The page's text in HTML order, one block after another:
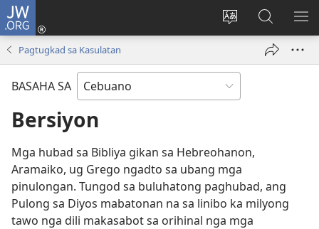
JW.ORG
Ilisi
pinulongan
sa
site
Log
ug
Pangitaa
sa
JW.ORG
Pagtugkad sa Kasulatan
BASAHA SA
Bersiyon
Mga hubad sa Bibliya gikan sa Hebreohanon,
Aramaiko, ug Grego ngadto sa ubang mga
pinulongan. Tungod sa buluhatong paghubad, ang
Pulong sa Diyos mabatonan na sa linibo ka milyong
tawo nga dili makasabot sa orihinal nga mga